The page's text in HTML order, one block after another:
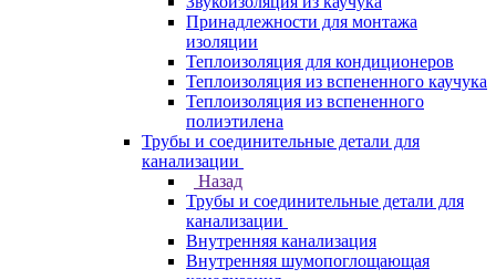
Принадлежности для монтажа
изоляции
Теплоизоляция для кондиционеров
Теплоизоляция из вспененного каучука
Теплоизоляция из вспененного
полиэтилена
Трубы и соединительные детали для
канализации
Назад
Трубы и соединительные детали для
канализации
Внутренняя канализация
Внутренняя шумопоглощающая